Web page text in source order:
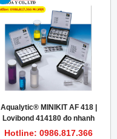
Aqualytic® MINIKIT AF 418 |
Lovibond 414180 đo nhanh
cloride 10 - 5000 mg/L
Hotline: 0986.817.366